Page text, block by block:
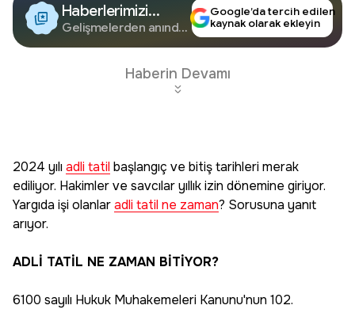
Haberlerimizi
Google'da Takip
Edin
Gelişmelerden anında
Google’da tercih edilen
kaynak olarak ekleyin
Haberin Devamı
2024 yılıadli tatilbaşlangıç ve bitiş tarihleri merak
ediliyor. Hakimler ve savcılar yıllık izin dönemine giriyor.
Yargıda işi olanlaradli tatil ne zaman? Sorusuna yanıt
arıyor.
ADLİ TATİL NE ZAMAN BİTİYOR?
6100 sayılı Hukuk Muhakemeleri Kanunu'nun 102.